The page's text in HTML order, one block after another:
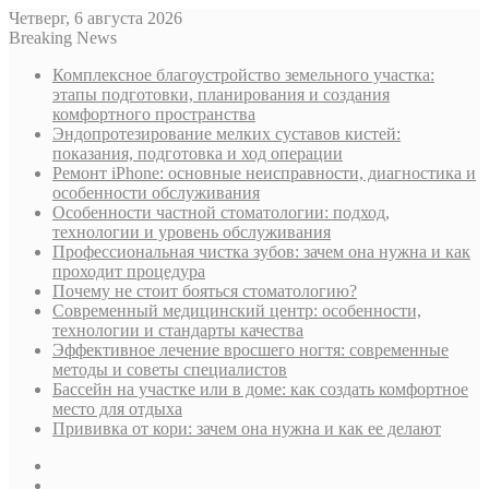
Четверг, 6 августа 2026
Breaking News
Комплексное благоустройство земельного участка:
этапы подготовки, планирования и создания
комфортного пространства
Эндопротезирование мелких суставов кистей:
показания, подготовка и ход операции
Ремонт iPhone: основные неисправности, диагностика и
особенности обслуживания
Особенности частной стоматологии: подход,
технологии и уровень обслуживания
Профессиональная чистка зубов: зачем она нужна и как
проходит процедура
Почему не стоит бояться стоматологию?
Современный медицинский центр: особенности,
технологии и стандарты качества
Эффективное лечение вросшего ногтя: современные
методы и советы специалистов
Бассейн на участке или в доме: как создать комфортное
место для отдыха
Прививка от кори: зачем она нужна и как ее делают